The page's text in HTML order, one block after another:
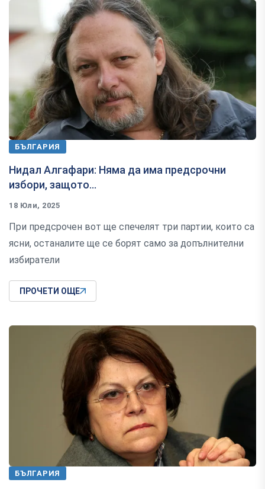
БЪЛГАРИЯ
Нидал Алгафари: Няма да има предсрочни
избори, защото...
18 Юли, 2025
При предсрочен вот ще спечелят три партии, които са
ясни, останалите ще се борят само за допълнителни
избиратели
ПРОЧЕТИ ОЩЕ
БЪЛГАРИЯ